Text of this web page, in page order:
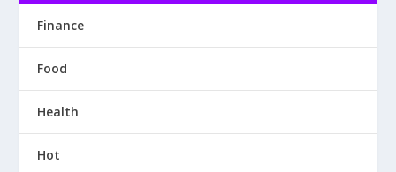
Finance
Food
Health
Hot